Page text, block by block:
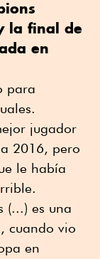
la final de
en
para
jugador
2016, pero
le había
(...) es una
cuando vio
en